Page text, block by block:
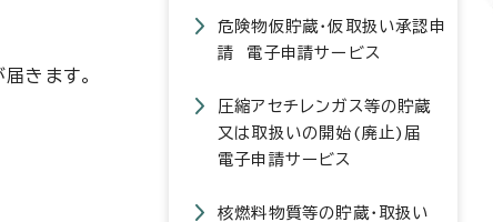
きます。
危険物仮貯蔵・仮取扱い承認申
請 電子申請サービス
圧縮アセチレンガス等の貯蔵
又は取扱いの開始(廃止)届
電子申請サービス
核燃料物質等の貯蔵・取扱い